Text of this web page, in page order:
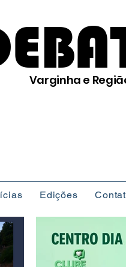
Varginha e
Edições